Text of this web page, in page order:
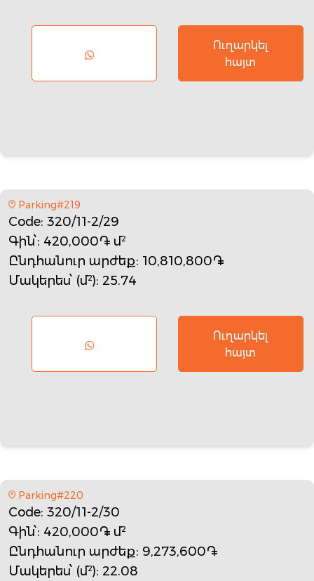
Ուղարկել
հայտ
Parking#219
Code: 320/11-2/29
Գին՝: 420,000֏ մ²
Ընդհանուր արժեք: 10,810,800֏
Մակերես՝ (մ²): 25.74
Ուղարկել
հայտ
Parking#220
Code: 320/11-2/30
Գին՝: 420,000֏ մ²
Ընդհանուր արժեք: 9,273,600֏
Մակերես՝ (մ²): 22.08